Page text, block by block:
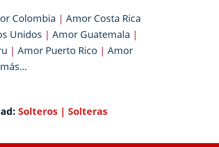
Colombia | Amor Costa Rica
Unidos | Amor Guatemala |
| Amor Puerto Rico | Amor
más...
Solteros| Solteras